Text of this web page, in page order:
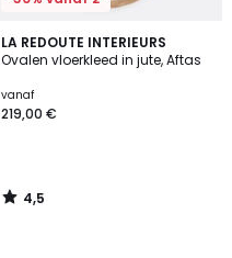
LA REDOUTE INTERIEURS
Ovalen vloerkleed in jute, Aftas
vanaf
219,00 €
4,5
/ 5
4,5
/